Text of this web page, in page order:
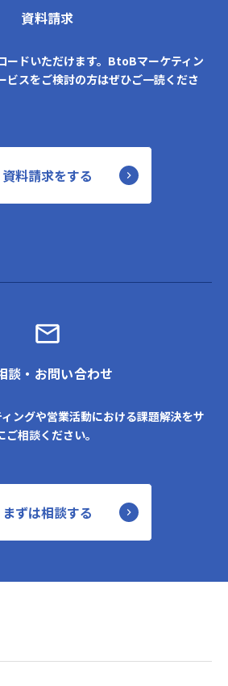
資料請求
ードいただけます。BtoBマーケティン
ビスをご検討の方はぜひご一読くださ
資料請求をする
談・お問い合わせ
ングや営業活動における課題解決をサ
相談ください。
まずは相談する